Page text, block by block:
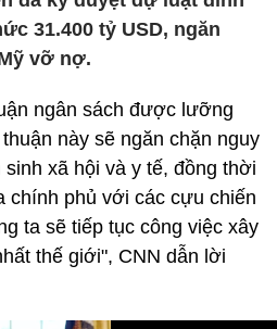
31.400 tỷ USD, ngăn
vỡ nợ.
ngân sách được lưỡng
này sẽ ngăn chặn nguy
xã hội và y tế, đồng thời
chính phủ với các cựu chiến
ta sẽ tiếp tục công việc xây
thế giới", CNN dẫn lời